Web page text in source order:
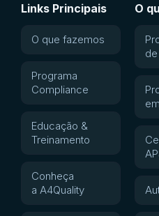
Links Principais
O que fazemos
Programa
Compliance
Educação &
Treinamento
Conheça
a A4Quality
O